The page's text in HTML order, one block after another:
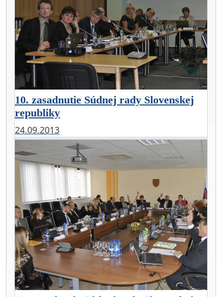
10. zasadnutie Súdnej rady Slovenskej
republiky
24.09.2013